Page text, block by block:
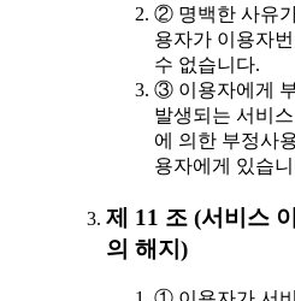
② 명백한 사유
용자가 이용자
수 없습니다.
③ 이용자에게
발생되는 서비
에 의한 부정사
용자에게 있습
제 11 조 (서비스
의 해지)